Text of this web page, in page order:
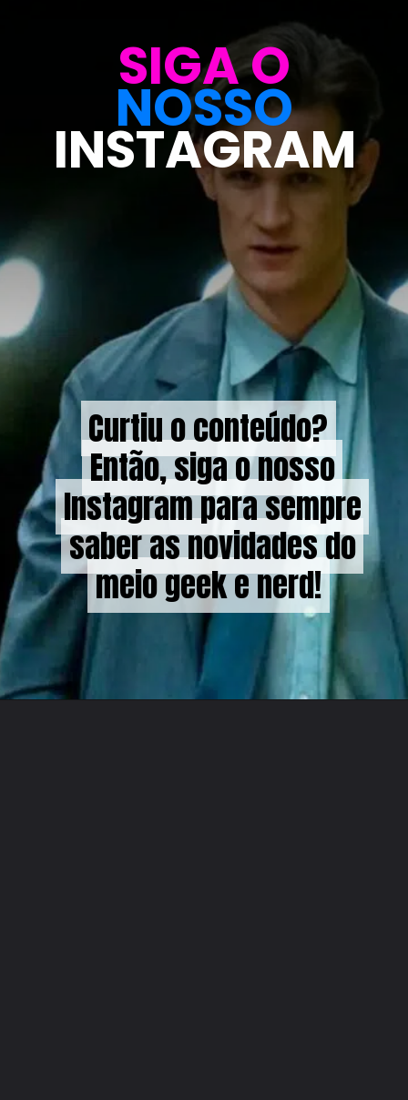
SIGA O
NOSSO
INSTAGRAM
Curtiu o conteúdo?
Então, siga o nosso
Instagram para sempre
saber as novidades do
meio geek e nerd!
Curtiu o conteúdo?
Então, siga o nosso
Instagram para sempre
saber as novidades do
meio geek e nerd!